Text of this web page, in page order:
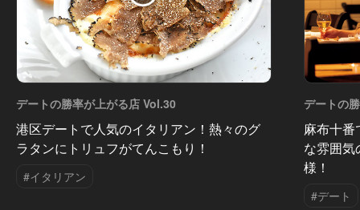
デートの勝率が上がる店 Vol.30
港区デートで人気のイタリアン！熱々のグ
ラタンにトリュフがてんこもり！
#イタリアン
デートの
麻布十
な雰囲
様！
#デート